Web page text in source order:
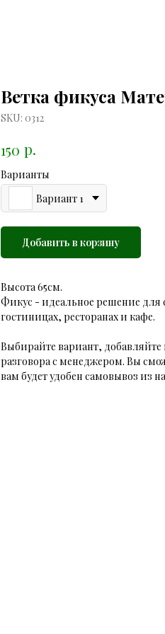
Ветка фикуса
SKU: 0312
150 р.
Варианты
Вариант 1
Добавить в корзину
Высота 65см.
Фикус - идеальное решение для
гостиницах, ресторанах и кафе.
Выбирайте вариант, добавляйте
разговора с менеджером. Вы
вам будет удобен самовывоз из